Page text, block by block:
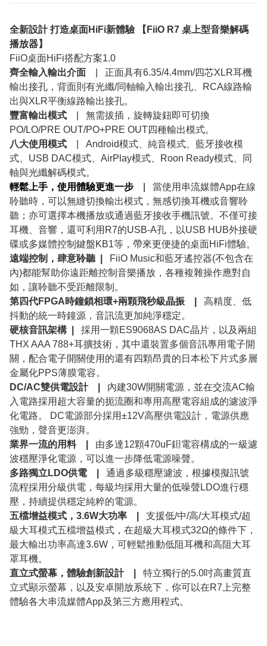
全新設計 打造桌面HiFi新體驗 【FiiO R7 桌上型音樂解碼
播放器】
FiiO桌面HiFi搭配方案1.0
齊全輸入輸出介面 | 正面具有6.35/4.4mm/四芯XLR耳機
輸出接孔，背面則有光纖/同軸輸入輸出接孔、RCA線路輸
出與XLR平衡線路輸出接孔。
豐富輸出模式 | 無需拔插，旋轉旋鈕即可切換
PO/LO/PRE OUT/PO+PRE OUT四種輸出模式。
八大使用模式 | Android模式、純音模式、藍牙接收模
式、USB DAC模式、AirPlay模式、Roon Ready模式、同
軸與光纖解碼模式。
輕鬆上手，使用體驗更進一步
當使用串流媒體App在線
聆聽時，可以無縫切換輸出模式，無感切換耳機或音響聆
聽；亦可選擇本機播放或通過藍牙接收手機訊號。不僅可接
耳機、音響，還可利用R7的USB-A孔，以USB HUB外接硬
碟或多媒體控制鍵盤KB1等，帶來更便捷的桌面HiFi體驗。
遠端控制，肆意聆聽 |
FiiO Music和藍牙遙控器(不包含在
內)都能幫助你遠距離控制音樂播放，各種複雜操作應對自
如，讓聆聽不受距離限制。
第四代FPGA時鐘鎖相環+兩顆飛秒級晶振 |
高精度、低
抖動的統一時鐘源，音訊流更加純淨穩定。
硬核音訊架構 |
採用一顆ES9068AS DAC晶片，以及兩組
THX AAA 788+耳擴技術，其中還裝置多個音訊專用電子開
關，配合電子開關使用的還有四顆昂貴的日本松下片式多層
金屬化PPS薄膜電容。
DC/AC雙供電設計 |
內建30W開關電源，並在交流AC輸
入電路採用超大容量的扼流圈和專用高壓電容組成的濾波淨
化電路。 DC電源部分採用±12V高壓供電設計，電源供應
強勁，聲音更澎湃。
業界一流的用料 | 由多達12顆470uF鉭電容構成的一級濾
波穩壓淨化電源，可以進一步降低電源噪聲。
多路獨立LDO供電 | 通過多級穩壓濾波，根據模擬訊號
流程採用分級供電，每級均採用大量的低噪聲LDO進行穩
壓，持續提供穩定純粹的電源。
五檔增益模式，3.6W大功率 | 支援低/中/高/大耳模式/超
級大耳模式五檔增益模式，在超級大耳模式32Ω的條件下，
最大輸出功率高達3.6W，可輕鬆推動低阻耳機和高阻大耳
罩耳機。
直立式螢幕，體驗創新設計 | 特立獨行的5.0吋高畫質直
立式顯示螢幕，以及安卓開放系統下，你可以在R7上完整
體驗各大串流媒體App及第三方應用程式。